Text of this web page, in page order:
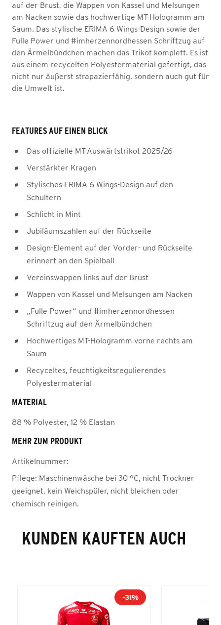
auf der Brust, die Wappen von Kassel und Melsungen
am Nacken sowie das hochwertige MT-Hologramm am
Saum. Das stylische ERIMA 6 Wings-Design sowie der
Fulle Power und #imherzennordhessen Schriftzug auf
den Ärmelbündchen machen das Trikot komplett. Es ist
aus einem recycelten Polyestermaterial gefertigt, das
nicht nur äußerst strapazierfähig, sondern auch gut für
die Umwelt ist.
FEATURES AUF EINEN BLICK
Das offizielle MT-Auswärtstrikot 2025/26
Verstärkter Kragen
Stylisches ERIMA 6 Wings-Design auf den
Schultern
Schlicht in Mint
Jubiläumszahlen auf der Rückseite
Design-Element auf der Vorder- und Rückseite
erinnert an den Spielball
Vereinswappen links auf der Brust
Wappen von Kassel und Melsungen am Nacken
„Fulle Power“ und #imherzennordhessen
Schriftzug auf den Ärmelbündchen
Hochwertiges MT-Hologramm vorne rechts am
Saum
Recyceltes, feuchtigkeitsregulierendes
Polyestermaterial
MATERIAL
88 % Polyester, 12 % Elastan
MEHR ZUM PRODUKT
Artikelnummer:
Pflege: Maschinenwäsche bei 30 °C, nicht Trockner
geeignet, kein Weichspüler, nicht bleichen oder
chemisch reinigen.
KUNDEN KAUFTEN AUCH
-31%